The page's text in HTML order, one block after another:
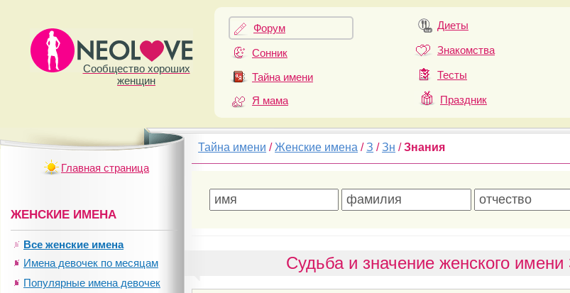
Сообщество хороших
женщин
Форум
Сонник
Тайна имени
Я мама
Диеты
Знакомства
Тесты
Праздник
Тайна имени / Женские имена /З /Зн /Знания
Судьба и значение женского имени
Главная страница
ЖЕНСКИЕ ИМЕНА
Все женские имена
Имена девочек по месяцам
Популярные имена девочек